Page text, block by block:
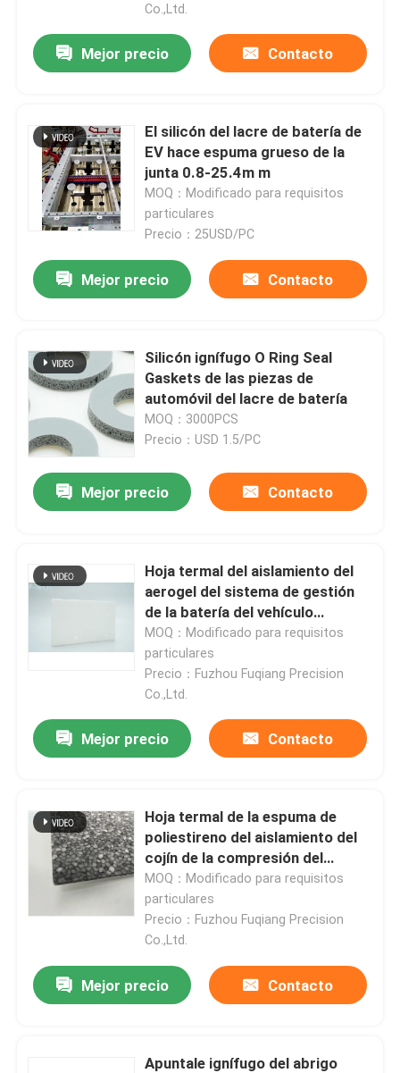
Co.,Ltd.
Mejor precio Contacto
El silicón del lacre de batería de
EV hace espuma grueso de la
junta 0.8-25.4m m
MOQ：Modificado para requisitos
particulares
Precio：25USD/PC
Mejor precio Contacto
Silicón ignífugo O Ring Seal
Gaskets de las piezas de
automóvil del lacre de batería
MOQ：3000PCS
Precio：USD 1.5/PC
Mejor precio Contacto
Hoja termal del aislamiento del
aerogel del sistema de gestión
de la batería del vehículo
ignífuga
MOQ：Modificado para requisitos
particulares
Precio：Fuzhou Fuqiang Precision
Co.,Ltd.
Mejor precio Contacto
Hoja termal de la espuma de
poliestireno del aislamiento del
cojín de la compresión del
fugitivo de la batería de EV
MOQ：Modificado para requisitos
particulares
Precio：Fuzhou Fuqiang Precision
Co.,Ltd.
Mejor precio Contacto
Apuntale ignífugo del abrigo